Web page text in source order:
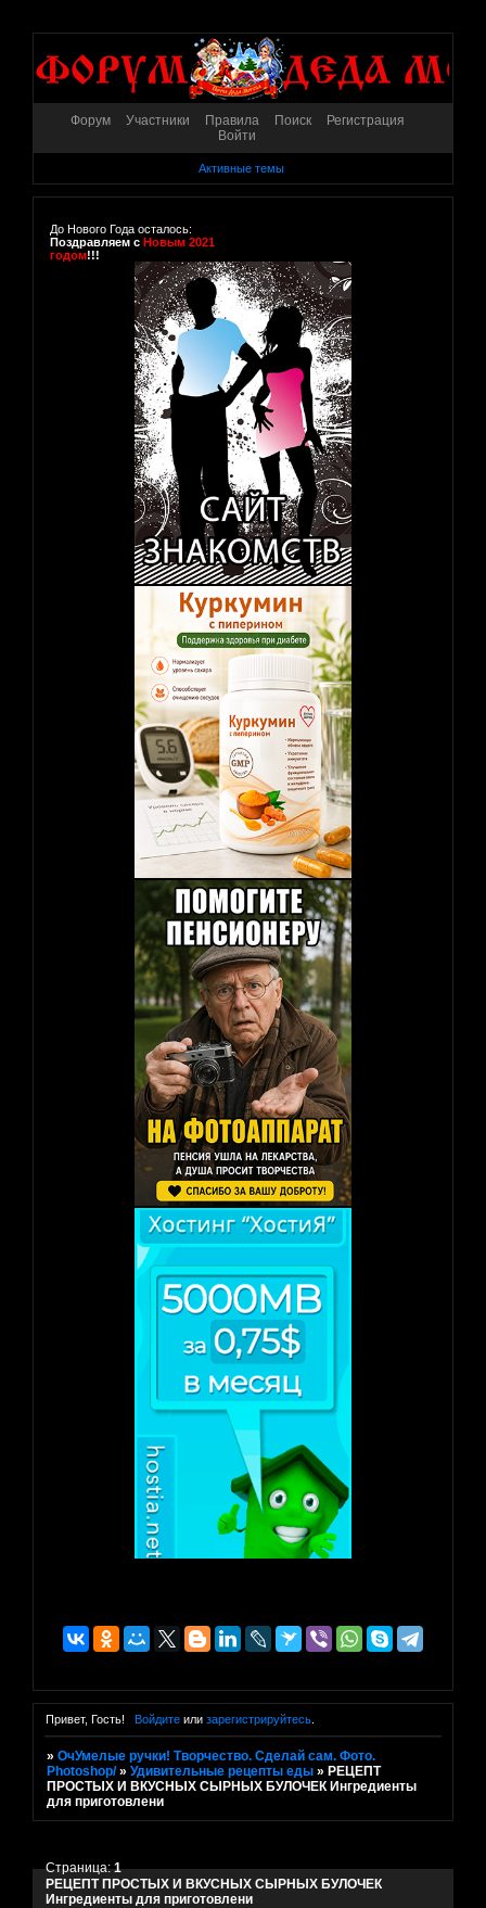
Форум Участники Правила Поиск
Регистрация
Войти
Активные темы
До Нового Года осталось:
Поздравляем с Новым 2021
годом!!!
Привет, Гость! Войдитеили зарегистрируйтесь.
»ОчУмелые ручки! Творчество. Сделай сам. Фото.
Photoshop/ »Удивительные рецепты еды » РЕЦЕПТ
ПРОСТЫХ И ВКУСНЫХ СЫРНЫХ БУЛОЧЕК Ингредиенты
для приготовлени
РЕЦЕПТ ПРОСТЫХ И ВКУСНЫХ СЫРНЫХ БУЛОЧЕК
Ингредиенты для приготовлени
Страница:1